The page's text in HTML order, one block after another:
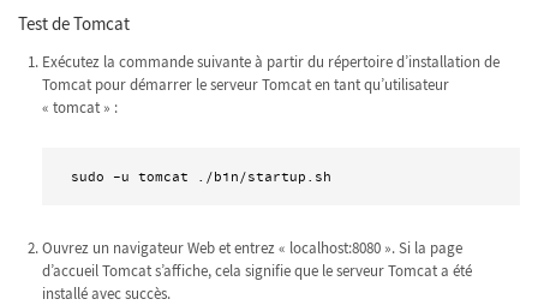
Test de Tomcat
Exécutez la commande suivante à partir du répertoire d’installation de
Tomcat pour démarrer le serveur Tomcat en tant qu’utilisateur
« tomcat » :
sudo -u tomcat ./bin/startup.sh
Ouvrez un navigateur Web et entrez « localhost:8080 ». Si la page
d’accueil Tomcat s’affiche, cela signifie que le serveur Tomcat a été
installé avec succès.